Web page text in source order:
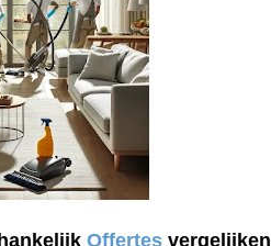
Offertes vergelijken